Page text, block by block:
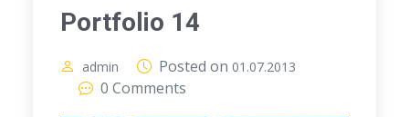
Portfolio 14
admin Posted on 01.07.2013
0 Comments